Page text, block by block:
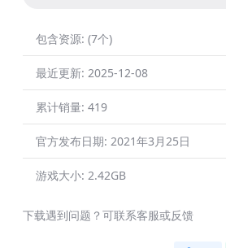
包含资源: (7个)
最近更新: 2025-12-08
累计销量: 419
官方发布日期: 2021年3月25日
游戏大小: 2.42GB
下载遇到问题？可联系客服或反馈